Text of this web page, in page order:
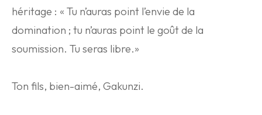
héritage : « Tu n’auras point l’envie de la
domination ; tu n’auras point le goût de la
soumission. Tu seras libre.»
Ton fils, bien-aimé, Gakunzi.